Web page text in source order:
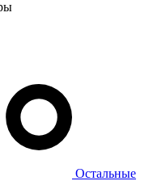
Остальные